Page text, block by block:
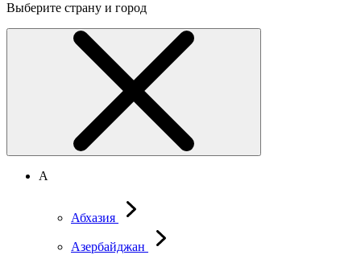
Выберите страну и город
А
Абхазия
Азербайджан